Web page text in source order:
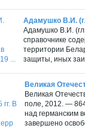
Адамушко В.И.
Адамушко В.И.
справочнике
территории
защиты, иных
Великая
Великая
поле, 2012. —
над германским
завершено